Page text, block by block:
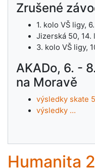
Zrušené
1. kolo VŠ ligy,
Jizerská 50, 14.
3. kolo VŠ ligy,
AKADo, 6. -
na Moravě
výsledky skate
výsledky …
Humanita